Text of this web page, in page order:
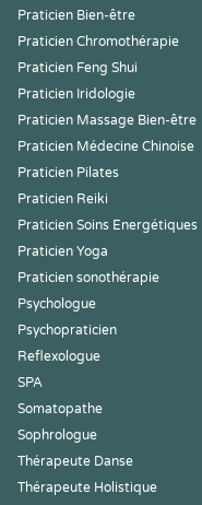
Praticien Bien-être
Praticien Chromothérapie
Praticien Feng Shui
Praticien Iridologie
Praticien Massage Bien-être
Praticien Médecine Chinoise
Praticien Pilates
Praticien Reiki
Praticien Soins Energétiques
Praticien Yoga
Praticien sonothérapie
Psychologue
Psychopraticien
Reflexologue
SPA
Somatopathe
Sophrologue
Thérapeute Danse
Thérapeute Holistique